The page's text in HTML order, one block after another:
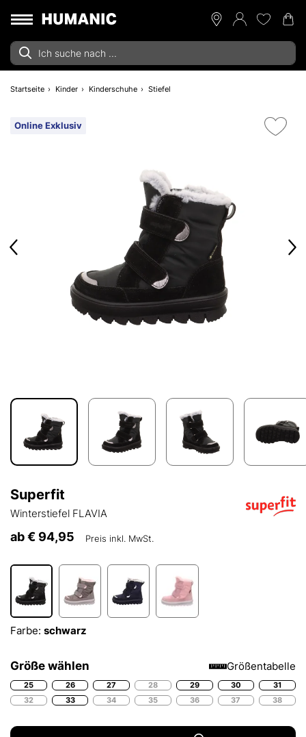
Startseite Kinder Kinderschuhe Stiefel
Online Exklusiv
Superfit
Winterstiefel FLAVIA
ab€ 94,95 Preis inkl. MwSt.
Farbe: schwarz
Größe wählen Größentabelle
25 26 27 28 29 30
31
32
33 34 35 36 37 38